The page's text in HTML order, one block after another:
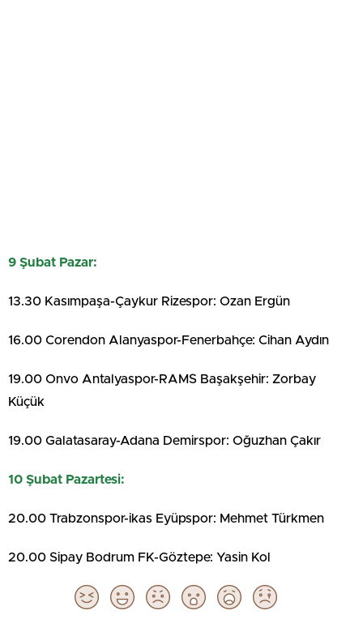
9 Şubat Pazar:
13.30 Kasımpaşa-Çaykur Rizespor: Ozan Ergün
16.00 Corendon Alanyaspor-Fenerbahçe: Cihan Aydın
19.00 Onvo Antalyaspor-RAMS Başakşehir: Zorbay
Küçük
19.00 Galatasaray-Adana Demirspor: Oğuzhan Çakır
10 Şubat Pazartesi:
20.00 Trabzonspor-ikas Eyüpspor: Mehmet Türkmen
20.00 Sipay Bodrum FK-Göztepe: Yasin Kol